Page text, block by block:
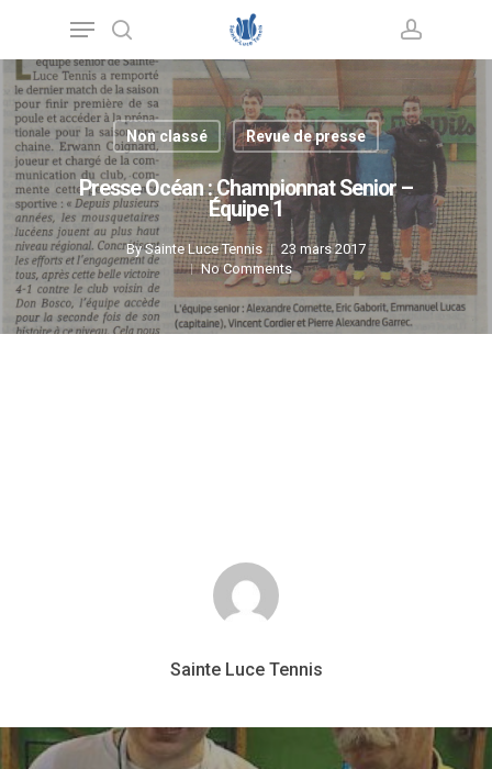
content
Menu
Non classé Revue de presse
Presse Océan : Championnat Senior –
Équipe 1
By Sainte Luce Tennis
23 mars 2017
No Comments
Sainte Luce Tennis